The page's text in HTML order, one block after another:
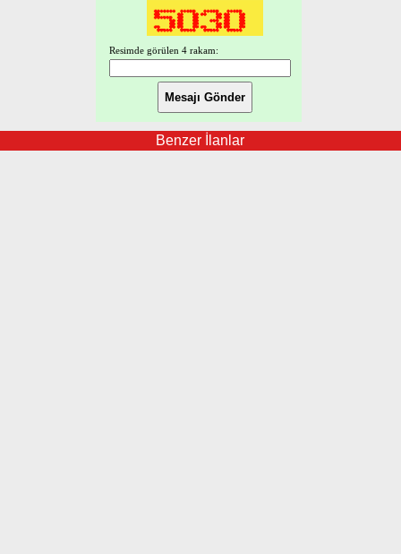
Resimde görülen 4 rakam:
Benzer İlanlar